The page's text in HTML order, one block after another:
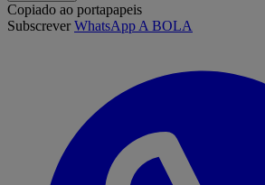
Copiado ao portapapeis
SubscreverWhatsApp A BOLA